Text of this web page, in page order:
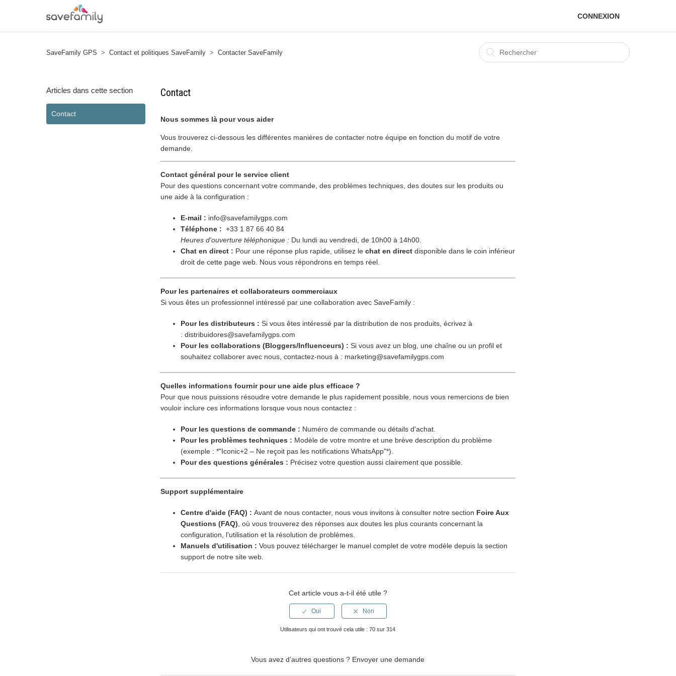
CONNEXION
SaveFamily GPS Contact et politiques SaveFamily Contacter SaveFamily
Articles dans cette section
Contact
Contact
Nous sommes là pour vous aider
Vous trouverez ci-dessous les différentes manières de contacter notre équipe en fonction du motif de votre
demande.
Contact général pour le service client
Pour des questions concernant votre commande, des problèmes techniques, des doutes sur les produits ou
une aide à la configuration :
E-mail : info@savefamilygps.com
Téléphone : +33 1 87 66 40 84
Heures d'ouverture téléphonique : Du lundi au vendredi, de 10h00 à 14h00.
Chat en direct : Pour une réponse plus rapide, utilisez lechat en direct disponible dans le coin inférieur
droit de cette page web. Nous vous répondrons en temps réel.
Pour les partenaires et collaborateurs commerciaux
Si vous êtes un professionnel intéressé par une collaboration avec SaveFamily :
Pour les distributeurs : Si vous êtes intéressé par la distribution de nos produits, écrivez à
: distribuidores@savefamilygps.com
Pour les collaborations (Bloggers/Influenceurs) : Si vous avez un blog, une chaîne ou un profil et
souhaitez collaborer avec nous, contactez-nous à : marketing@savefamilygps.com
Quelles informations fournir pour une aide plus efficace ?
Pour que nous puissions résoudre votre demande le plus rapidement possible, nous vous remercions de bien
vouloir inclure ces informations lorsque vous nous contactez :
Pour les questions de commande : Numéro de commande ou détails d'achat.
Pour les problèmes techniques : Modèle de votre montre et une brève description du problème
(exemple : *"Iconic+2 – Ne reçoit pas les notifications WhatsApp"*).
Pour des questions générales : Précisez votre question aussi clairement que possible.
Support supplémentaire
Centre d'aide (FAQ) : Avant de nous contacter, nous vous invitons à consulter notre section Foire Aux
Questions (FAQ), où vous trouverez des réponses aux doutes les plus courants concernant la
configuration, l'utilisation et la résolution de problèmes.
Manuels d'utilisation : Vous pouvez télécharger le manuel complet de votre modèle depuis la section
support de notre site web.
Cet article vous a-t-il été utile ?
Utilisateurs qui ont trouvé cela utile : 70 sur 314
Vous avez d’autres questions ? Envoyer une demande